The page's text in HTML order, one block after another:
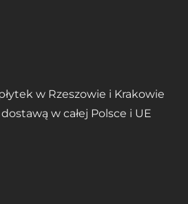
w Rzeszowie i Krakowie
w całej Polsce i UE